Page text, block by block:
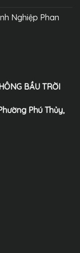
Nghiệp Phan
BẦU TRỜI
Phú Thủy,